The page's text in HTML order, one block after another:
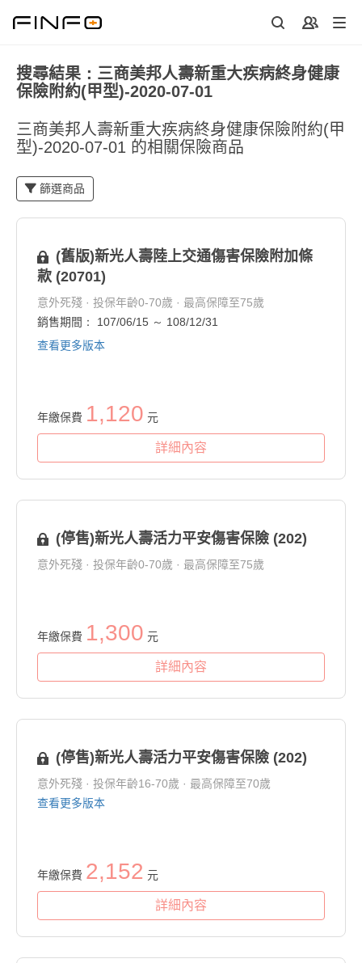
搜尋結果：三商美邦人壽新重大疾病終身健康
保險附約(甲型)-2020-07-01
三商美邦人壽新重大疾病終身健康保險附約(甲
型)-2020-07-01 的相關保險商品
篩選商品
(舊版)新光人壽陸上交通傷害保險附加條
款 (20701)
意外死殘 · 投保年齡0-70歲 · 最高保障至75歲
銷售期間： 107/06/15 ～ 108/12/31
查看更多版本
年繳保費 1,120 元
詳細內容
(停售)新光人壽活力平安傷害保險 (202)
意外死殘 · 投保年齡0-70歲 · 最高保障至75歲
年繳保費 1,300 元
詳細內容
(停售)新光人壽活力平安傷害保險 (202)
意外死殘 · 投保年齡16-70歲 · 最高保障至70歲
查看更多版本
年繳保費 2,152 元
詳細內容